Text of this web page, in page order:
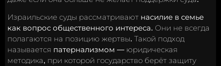
Израильские суды рассматривают насилие в семье
как вопрос общественного интереса. Они не всегда
полагаются на позицию жертвы. Такой подход
называется патернализмом — юридическая
методика, при которой государство берёт защиту